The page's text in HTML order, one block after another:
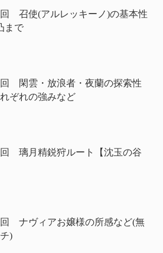
回 召使(アルレッキーノ)の基本性
まで
回 閑雲・放浪者・夜蘭の探索性
ぞれの強みなど
回 璃月精鋭狩ルート【沈玉の谷
回 ナヴィアお嬢様の所感など(無
)